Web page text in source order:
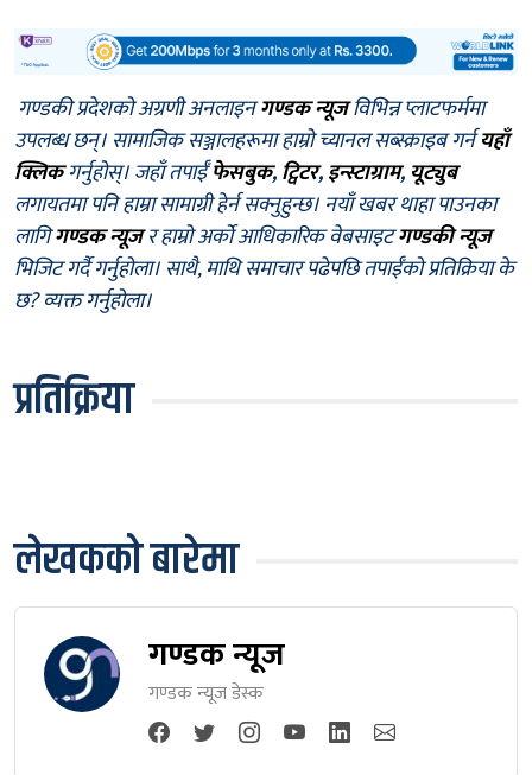
गण्डकी प्रदेशको अग्रणी अनलाइनगण्डक न्यूजविभिन्न प्लाटफर्ममा
उपलब्ध छन्। सामाजिक सञ्जालहरूमा हाम्रो च्यानल सब्स्क्राइब गर्नयहाँ
क्लिकगर्नुहोस्। जहाँ तपाईँफेसबुक,ट्विटर,इन्स्टाग्राम, यूट्युब
लगायतमा पनि हाम्रा सामाग्री हेर्न सक्नुहुन्छ। नयाँ खबर थाहा पाउनका
लागिगण्डक न्यूजर हाम्रो अर्को आधिकारिक वेबसाइटगण्डकी न्यूज
भिजिट गर्दै गर्नुहोला। साथै, माथि समाचार पढेपछि तपाईँको प्रतिक्रिया के
छ? व्यक्त गर्नुहोला।
प्रतिक्रिया
लेखकको बारेमा
गण्डक न्यूज
गण्डक न्यूज डेस्क